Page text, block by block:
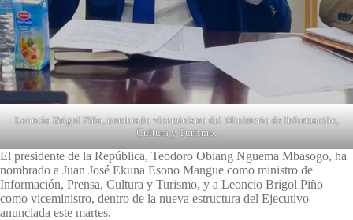
Leoncio Brigol Piño, nombrado viceministro del Ministerio de Información,
Cultura y Turismo.
El presidente de la República, Teodoro Obiang Nguema Mbasogo, ha
nombrado a Juan José Ekuna Esono Mangue como ministro de
Información, Prensa, Cultura y Turismo, y a Leoncio Brigol Piño
como viceministro, dentro de la nueva estructura del Ejecutivo
anunciada este martes.